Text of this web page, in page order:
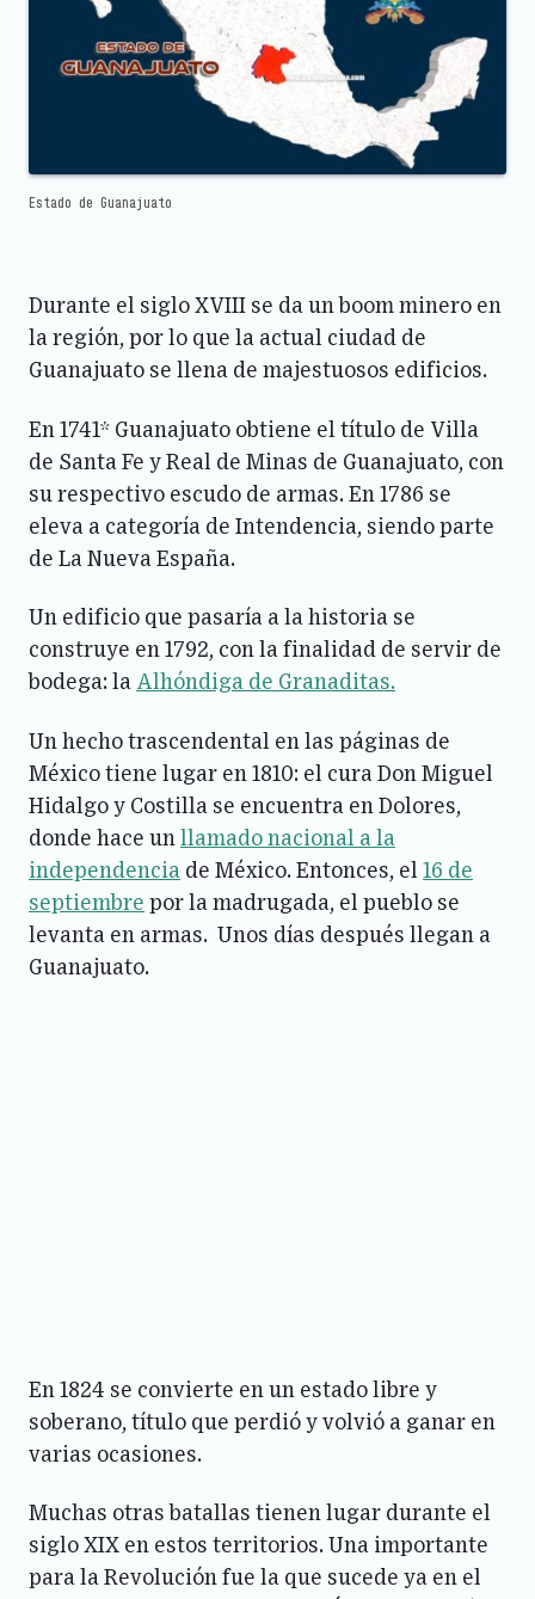
Estado de Guanajuato
Durante el siglo XVIII se da un boom minero en
la región, por lo que la actual ciudad de
Guanajuato se llena de majestuosos edificios.
En 1741* Guanajuato obtiene el título de Villa
de Santa Fe y Real de Minas de Guanajuato, con
su respectivo escudo de armas. En 1786 se
eleva a categoría de Intendencia, siendo parte
de La Nueva España.
Un edificio que pasaría a la historia se
construye en 1792, con la finalidad de servir de
bodega: la Alhóndiga de Granaditas.
Un hecho trascendental en las páginas de
México tiene lugar en 1810: el cura Don Miguel
Hidalgo y Costilla se encuentra en Dolores,
donde hace un llamado nacional a la
independencia de México. Entonces, el 16 de
septiembre por la madrugada, el pueblo se
levanta en armas. Unos días después llegan a
Guanajuato.
En 1824 se convierte en un estado libre y
soberano, título que perdió y volvió a ganar en
varias ocasiones.
Muchas otras batallas tienen lugar durante el
siglo XIX en estos territorios. Una importante
para la Revolución fue la que sucede ya en el